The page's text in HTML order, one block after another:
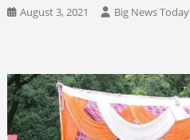
August 3, 2021 Big News Today